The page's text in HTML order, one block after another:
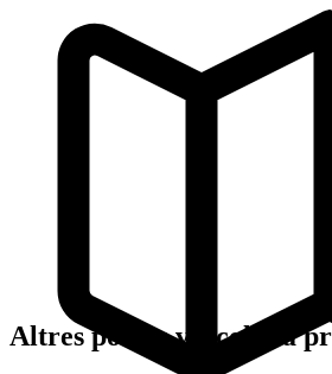
Altres pobles vitícoles a